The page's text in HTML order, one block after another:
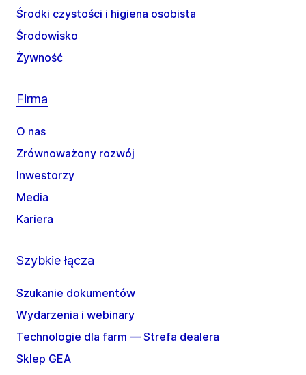
Środki czystości i higiena osobista
Środowisko
Żywność
Firma
O nas
Zrównoważony rozwój
Inwestorzy
Media
Kariera
Szybkie łącza
Szukanie dokumentów
Wydarzenia i webinary
Technologie dla farm — Strefa dealera
Sklep GEA